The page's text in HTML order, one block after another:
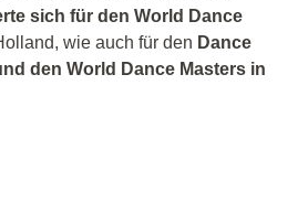
sich für den World Dance
wie auch für den Dance
den World Dance Masters in